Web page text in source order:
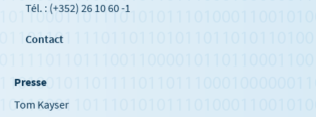
Tél. : (+352) 26 10 60 -1
Contact
Presse
Tom Kayser